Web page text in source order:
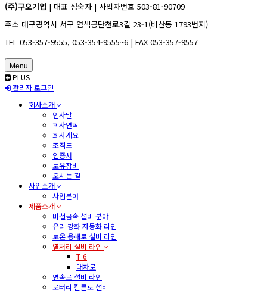
(주)구오기업 | 대표 정숙자 | 사업자번호 503-81-90709
주소 대구광역시 서구 염색공단천로3길 23-1(비산동 1793번지)
TEL 053-357-9555, 053-354-9555~6 | FAX 053-357-9557
Menu
PLUS
관리자 로그인
회사소개
인사말
회사연혁
회사개요
조직도
인증서
보유장비
오시는 길
사업소개
사업분야
제품소개
비철금속 설비 분야
유리 강화 자동화 라인
보온 용해로 설비 라인
열처리 설비 라인
T-6
대차로
연속로 설비 라인
로터리 킬른로 설비